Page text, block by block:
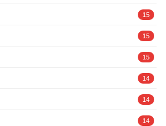
15
15
15
14
14
14